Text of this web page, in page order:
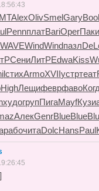
AlexOlivSmelGary
PennплатBariOperПаки
WAVEWindWindпазл
СениЛитРEdwaKiss
стихArmoXVIIустртеат
HighЛещифеврфавоКогд
худогрупПигаMayfКузи
АлекGenrBlueBlue
рабочитаDolcHansPaul